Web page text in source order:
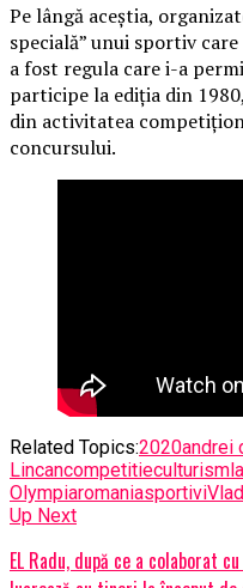
Pe lângă aceștia,
specială” unui sportiv
a fost regula care i-a
participe la ediția din
din activitatea
concursului.
Related Topics:2020andrei
Lincancompetitieculturism
Olympiaromaniasportivi
Up Next
EL Radu, după ce a colaborat